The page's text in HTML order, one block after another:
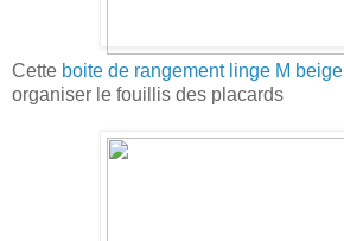
Cette boite de rangement linge M beige
organiser le fouillis des placards